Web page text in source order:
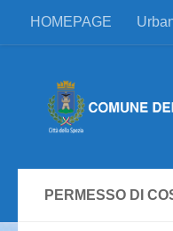
Salta al contenuto
HOMEPAGE
PERMESSO DI